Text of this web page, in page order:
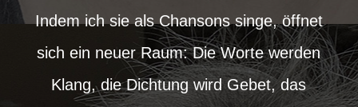
Indem ich sie als Chansons singe, öffnet
sich ein neuer Raum: Die Worte werden
Klang, die Dichtung wird Gebet, das